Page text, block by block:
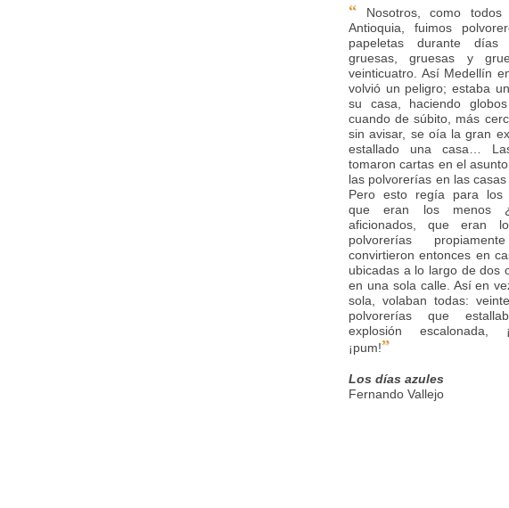
“ Nosotros, como
Antioquia, fuimos
papeletas durante
gruesas, gruesas y
veinticuatro. Así Medellín
volvió un peligro; estaba
su casa, haciendo
cuando de súbito, más
sin avisar, se oía la gran
estallado una casa…
tomaron cartas en el
las polvorerías en las casas
Pero esto regía para los
que eran los menos
aficionados, que eran
polvorerías
convirtieron entonces en
ubicadas a lo largo de dos
en una sola calle. Así en
sola, volaban todas:
polvorerías que
explosión escalonada,
¡pum!”
Los días azules
Fernando Vallejo